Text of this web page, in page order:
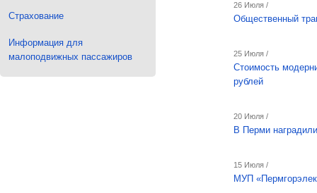
Страхование
Информация для
малоподвижных пассажиров
26 Июля /
Общественный
25 Июля /
Стоимость
рублей
20 Июля /
В Перми
15 Июля /
МУП